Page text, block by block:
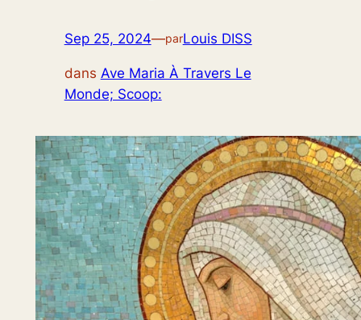
Sep 25, 2024—parLouis DISS
dans Ave Maria À Travers Le
Monde; Scoop: